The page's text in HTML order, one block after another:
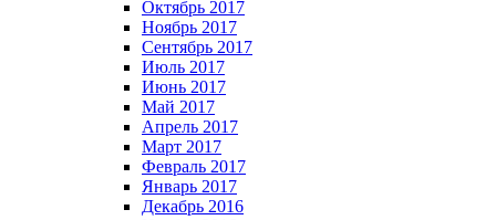
Октябрь 2017
Ноябрь 2017
Сентябрь 2017
Июль 2017
Июнь 2017
Май 2017
Апрель 2017
Март 2017
Февраль 2017
Январь 2017
Декабрь 2016